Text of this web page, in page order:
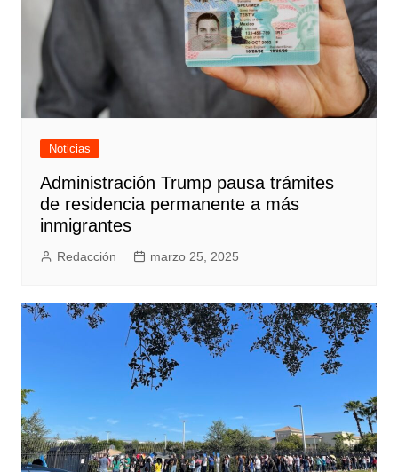
Noticias
Administración Trump pausa trámites
de residencia permanente a más
inmigrantes
Redacción marzo 25, 2025